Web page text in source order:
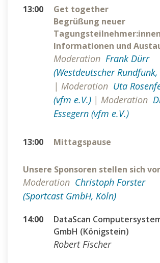
13:00
Get together
Begrüßung neuer
Informationen und
Moderation Frank Dürr
(Westdeutscher Rundfunk,
| Moderation Uta
(vfm e.V.) | Moderation
Essegern (vfm e.V.)
13:00 Mittagspause
Unsere Sponsoren stellen sich vor
Moderation Christoph Forster
(Sportcast GmbH, Köln)
14:00
DataScan
GmbH (Königstein)
Robert Fischer